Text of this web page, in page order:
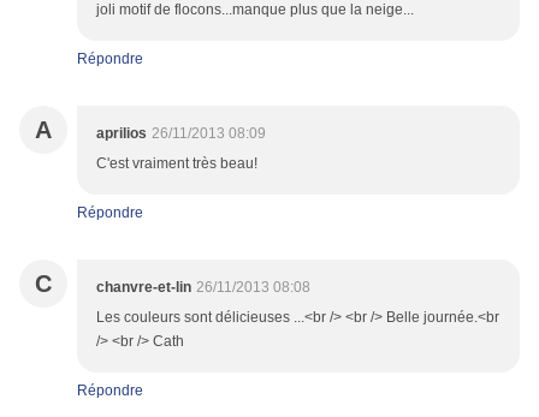
joli motif de flocons...manque plus que la neige...
Répondre
A aprilios 26/11/2013 08:09
C'est vraiment très beau!
Répondre
C chanvre-et-lin 26/11/2013 08:08
Les couleurs sont délicieuses ...<br /> <br /> Belle journée.<br
/> <br /> Cath
Répondre